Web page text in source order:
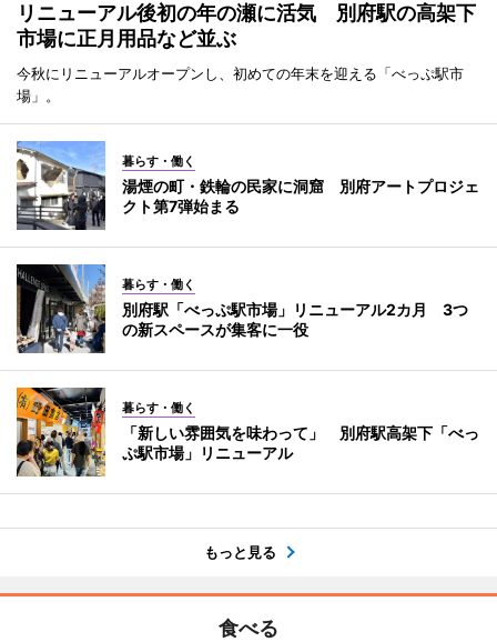
リニューアル後初の年の瀬に活気 別府駅の高架下
市場に正月用品など並ぶ
今秋にリニューアルオープンし、初めての年末を迎える「べっぷ駅市
場」。
暮らす・働く
湯煙の町・鉄輪の民家に洞窟 別府アートプロジェ
クト第7弾始まる
暮らす・働く
別府駅「べっぷ駅市場」リニューアル2カ月 3つ
の新スペースが集客に一役
暮らす・働く
「新しい雰囲気を味わって」 別府駅高架下「べっ
ぷ駅市場」リニューアル
もっと見る
食べる